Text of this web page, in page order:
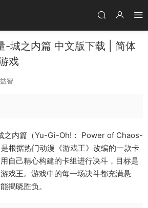
-城之内篇 中文版下载 | 简体
戏
智
之内篇（Yu-Gi-Oh!： Power of Chaos-
根据热门动漫《游戏王》改编的一款卡
自己精心构建的卡组进行决斗，目标是
戏王。游戏中的每一场决斗都充满悬
揭晓胜负。